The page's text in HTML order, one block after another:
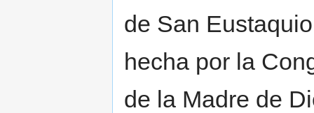
de San
hecha por la
de la Madre de